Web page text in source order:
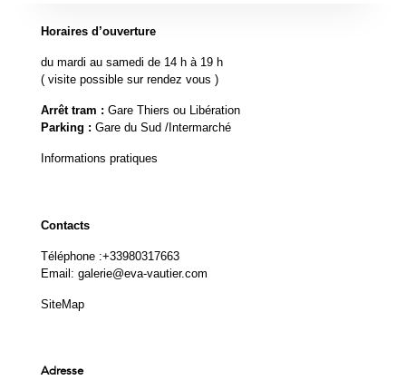
Horaires d’ouverture
du mardi au samedi de 14 h à 19 h
( visite possible sur rendez vous )
Arrêt tram : Gare Thiers ou Libération
Parking : Gare du Sud /Intermarché
Informations pratiques
Contacts
Téléphone :+33980317663
Email: galerie@eva-vautier.com
SiteMap
Adresse